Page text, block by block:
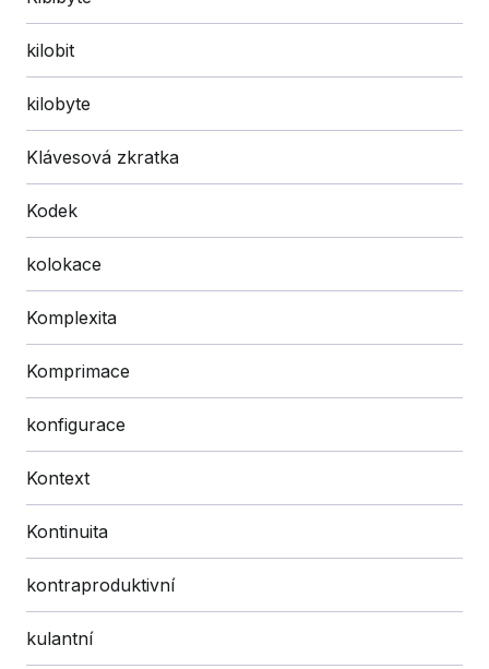
kilobit
kilobyte
Klávesová zkratka
Kodek
kolokace
Komplexita
Komprimace
konfigurace
Kontext
Kontinuita
kontraproduktivní
kulantní